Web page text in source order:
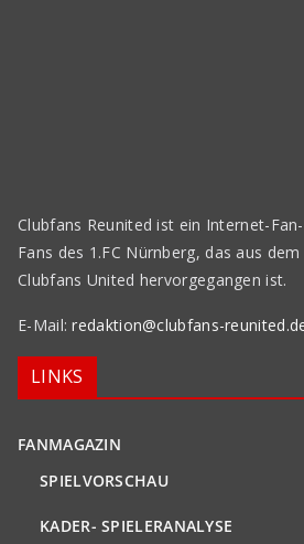
Clubfans Reunited ist ein Internet-
Fans des 1.FC Nürnberg, das aus
Clubfans United hervorgegangen ist.
E-Mail: redaktion@clubfans-
LINKS
FANMAGAZIN
SPIELVORSCHAU
KADER- SPIELERANALYSE